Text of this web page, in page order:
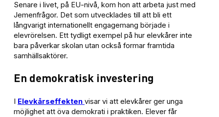
Senare i livet, på EU-nivå, kom hon att arbeta just med
Jemenfrågor. Det som utvecklades till att bli ett
långvarigt internationellt engagemang började i
elevrörelsen. Ett tydligt exempel på hur elevkårer inte
bara påverkar skolan utan också formar framtida
samhällsaktörer.
En demokratisk investering
Elevkårseffekten visar vi att elevkårer ger unga
möjlighet att öva demokrati i praktiken. Elever får